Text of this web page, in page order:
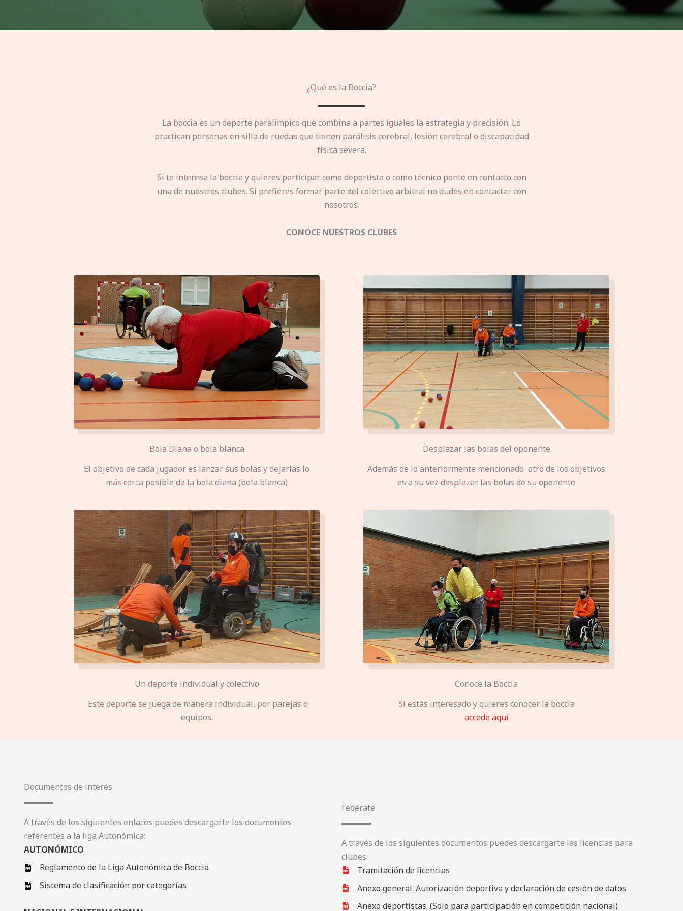
¿Qué es la Boccia?
La boccia es un deporte paralímpico que combina a partes iguales la estrategia y precisión. Lo
practican personas en silla de ruedas que tienen parálisis cerebral, lesión cerebral o discapacidad
física severa.
Si te interesa la boccia y quieres participar como deportista o como técnico ponte en contacto con
una de nuestros clubes. Si prefieres formar parte del colectivo arbitral no dudes en contactar con
nosotros.
CONOCE NUESTROS CLUBES
Bola Diana o bola blanca
El objetivo de cada jugador es lanzar sus bolas y dejarlas lo
más cerca posible de la bola diana (bola blanca)
Un deporte individual y colectivo
Este deporte se juega de manera individual, por parejas o
equipos.
Desplazar las bolas del oponente
Además de lo anteriormente mencionado otro de los objetivos
es a su vez desplazar las bolas de su oponente
Conoce la Boccia
Si estás interesado y quieres conocer la boccia
accede aquí
Documentos de interés
A través de los siguientes enlaces puedes descargarte los documentos
referentes a la liga Autonómica:
AUTONÓMICO
Reglamento de la Liga Autonómica de Boccia
Sistema de clasificación por categorías
Fedérate
A través de los siguientes documentos puedes descargarte las licencias para
clubes
Tramitación de licencias
Anexo general. Autorización deportiva y declaración de cesión de datos
Anexo deportistas. (Solo para participación en competición nacional)